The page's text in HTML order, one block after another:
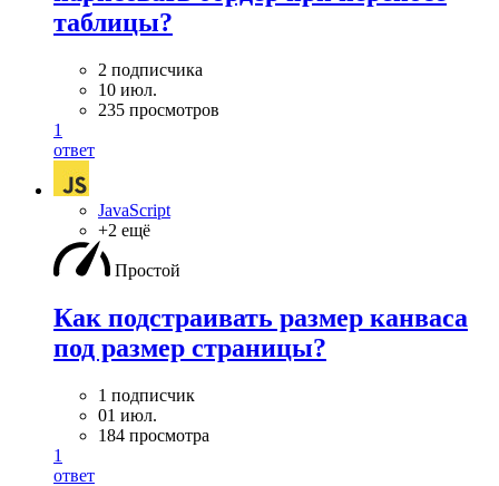
таблицы?
2 подписчика
10 июл.
235 просмотров
1
ответ
JavaScript
+2 ещё
Простой
Как подстраивать размер канваса
под размер страницы?
1 подписчик
01 июл.
184 просмотра
1
ответ